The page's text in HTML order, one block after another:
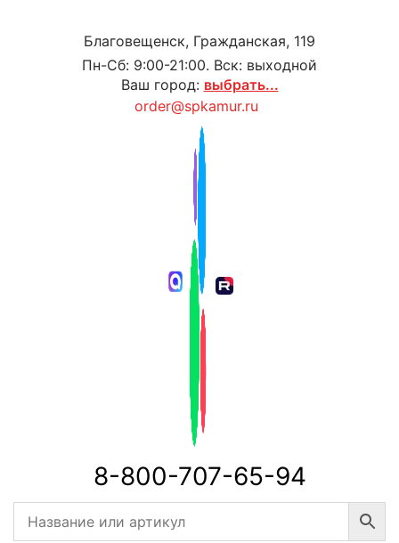
Благовещенск, Гражданская, 119
Пн-Сб: 9:00-21:00. Вск: выходной
Ваш город: выбрать...
order@spkamur.ru
8-800-707-65-94